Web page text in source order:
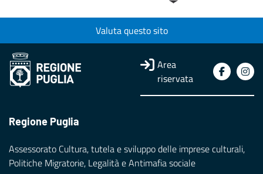
Valuta questo sito
Area
riservata
Regione Puglia
Assessorato Cultura, tutela e sviluppo delle imprese culturali,
Politiche Migratorie, Legalità e Antimafia sociale